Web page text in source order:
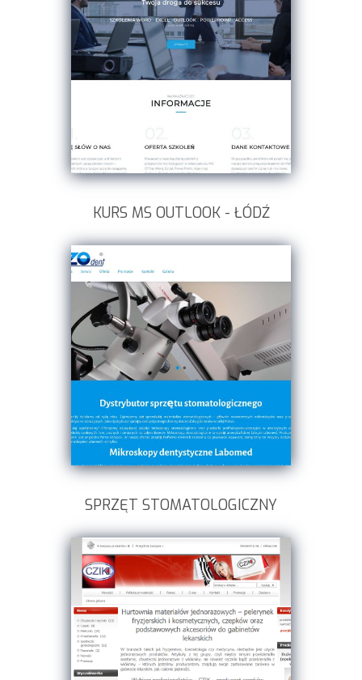
KURS MS OUTLOOK - ŁÓDŹ
SPRZĘT STOMATOLOGICZNY